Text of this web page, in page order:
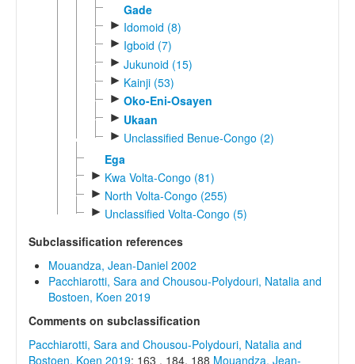
Gade
► Idomoid (8)
► Igboid (7)
► Jukunoid (15)
► Kainji (53)
► Oko-Eni-Osayen
► Ukaan
► Unclassified Benue-Congo (2)
Ega
► Kwa Volta-Congo (81)
► North Volta-Congo (255)
► Unclassified Volta-Congo (5)
Subclassification references
Mouandza, Jean-Daniel 2002
Pacchiarotti, Sara and Chousou-Polydouri, Natalia and
Bostoen, Koen 2019
Comments on subclassification
Pacchiarotti, Sara and Chousou-Polydouri, Natalia and
Bostoen, Koen 2019: 163 , 184, 188 Mouandza, Jean-